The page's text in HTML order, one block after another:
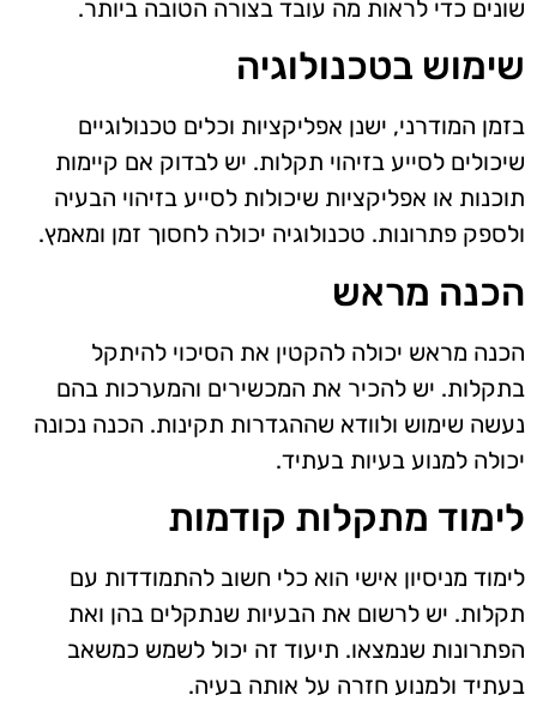
שונים כדי לראות מה עובד בצורה הטובה ביותר.
שימוש בטכנולוגיה
בזמן המודרני, ישנן אפליקציות וכלים טכנולוגיים
שיכולים לסייע בזיהוי תקלות. יש לבדוק אם קיימות
תוכנות או אפליקציות שיכולות לסייע בזיהוי הבעיה
ולספק פתרונות. טכנולוגיה יכולה לחסוך זמן ומאמץ.
הכנה מראש
הכנה מראש יכולה להקטין את הסיכוי להיתקל
בתקלות. יש להכיר את המכשירים והמערכות בהם
נעשה שימוש ולוודא שההגדרות תקינות. הכנה נכונה
יכולה למנוע בעיות בעתיד.
לימוד מתקלות קודמות
לימוד מניסיון אישי הוא כלי חשוב להתמודדות עם
תקלות. יש לרשום את הבעיות שנתקלים בהן ואת
הפתרונות שנמצאו. תיעוד זה יכול לשמש כמשאב
בעתיד ולמנוע חזרה על אותה בעיה.